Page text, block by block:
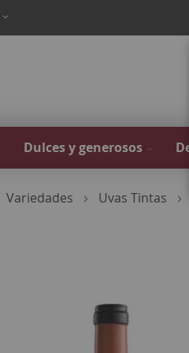
Dulces y generosos
Variedades Uvas Tintas